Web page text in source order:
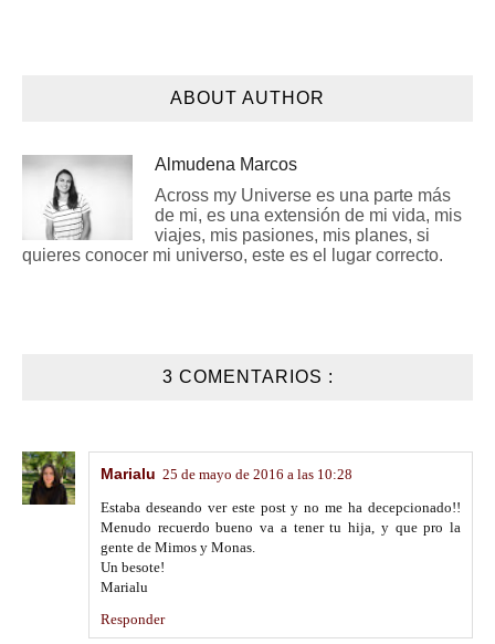
ABOUT AUTHOR
Almudena Marcos
Across my Universe es una parte más
de mi, es una extensión de mi vida, mis
viajes, mis pasiones, mis planes, si
quieres conocer mi universo, este es el lugar correcto.
3 COMENTARIOS :
Marialu 25 de mayo de 2016 a las 10:28
Estaba deseando ver este post y no me ha decepcionado!!
Menudo recuerdo bueno va a tener tu hija, y que pro la
gente de Mimos y Monas.
Un besote!
Marialu
Responder